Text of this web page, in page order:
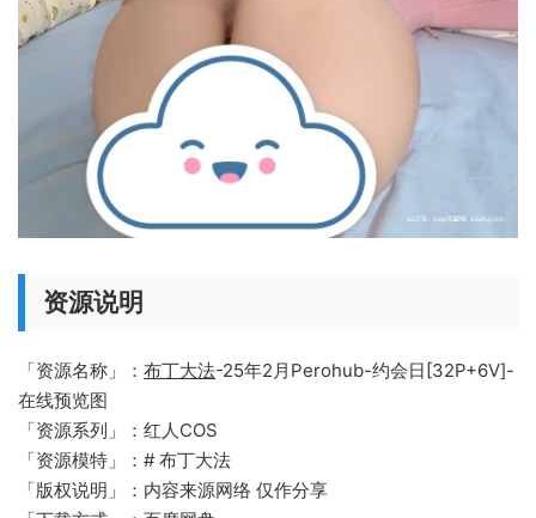
资源说明
「资源名称」： 布丁大法-25年2月Perohub-约会日[32P+6V]-
在线预览图
「资源系列」：红人COS
「资源模特」：# 布丁大法
「版权说明」：内容来源网络 仅作分享